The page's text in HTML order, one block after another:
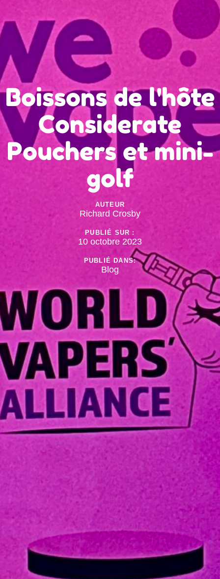
Boissons de l'hôte
Considerate
Pouchers et mini-
golf
AUTEUR
Richard Crosby
PUBLIÉ SUR :
10 octobre 2023
PUBLIÉ DANS:
Blog